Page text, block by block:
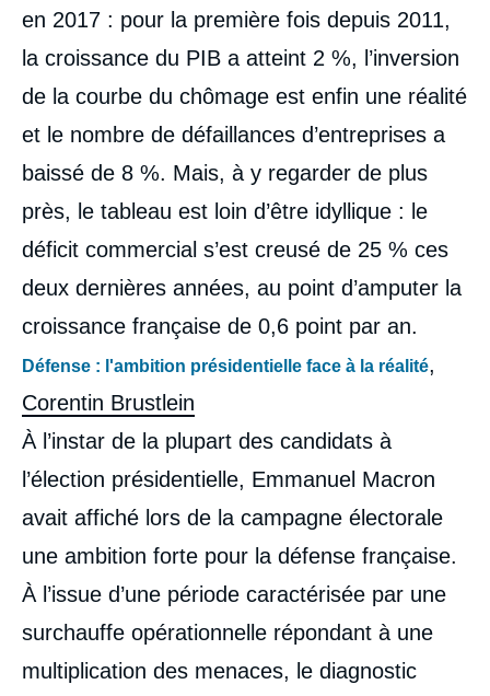
en 2017 : pour la première fois depuis 2011,
la croissance du PIB a atteint 2 %, l’inversion
de la courbe du chômage est enfin une réalité
et le nombre de défaillances d’entreprises a
baissé de 8 %. Mais, à y regarder de plus
près, le tableau est loin d’être idyllique : le
déficit commercial s’est creusé de 25 % ces
deux dernières années, au point d’amputer la
croissance française de 0,6 point par an.
Défense : l'ambition présidentielle face à la réalité,
Corentin Brustlein
À l’instar de la plupart des candidats à
l’élection présidentielle, Emmanuel Macron
avait affiché lors de la campagne électorale
une ambition forte pour la défense française.
À l’issue d’une période caractérisée par une
surchauffe opérationnelle répondant à une
multiplication des menaces, le diagnostic